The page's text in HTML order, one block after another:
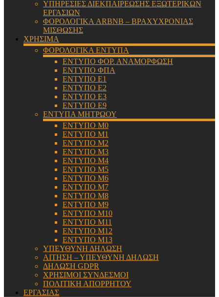
ΥΠΗΡΕΣΙΕΣ ΔΙΕΚΠΑΙΡΕΩΣΗΣ ΕΞΩΤΕΡΙΚΩΝ
ΕΡΓΑΣΙΩΝ
ΦΟΡΟΛΟΓΙΚΑ ARBNB – ΒΡΑΧΥΧΡΟΝΙΑΣ
ΜΙΣΘΩΣΗΣ
ΧΡΗΣΙΜΑ
ΦΟΡΟΛΟΓΙΚΑ ΕΝΤΥΠΑ
ΕΝΤΥΠΟ ΦΟΡ. ΑΝΑΜΟΡΦΩΣΗ
ΕΝΤΥΠΟ ΦΠΑ
ΕΝΤΥΠΟ Ε1
ΕΝΤΥΠΟ Ε2
ΕΝΤΥΠΟ Ε3
ΕΝΤΥΠΟ Ε9
ΕΝΤΥΠΑ ΜΗΤΡΩΟΥ
ΕΝΤΥΠΟ Μ0
ΕΝΤΥΠΟ Μ1
ΕΝΤΥΠΟ Μ2
ΕΝΤΥΠΟ Μ3
ΕΝΤΥΠΟ Μ4
ΕΝΤΥΠΟ Μ5
ΕΝΤΥΠΟ Μ6
ΕΝΤΥΠΟ Μ7
ΕΝΤΥΠΟ Μ8
ΕΝΤΥΠΟ Μ9
ΕΝΤΥΠΟ Μ10
ΕΝΤΥΠΟ Μ11
ΕΝΤΥΠΟ Μ12
ΕΝΤΥΠΟ Μ13
ΥΠΕΥΘΥΝΗ ΔΗΛΩΣΗ
ΑΙΤΗΣΗ – ΥΠΕΥΘΥΝΗ ΔΗΛΩΣΗ
ΔΗΛΩΣΗ GDPR
ΧΡΗΣΙΜΟΙ ΣΥΝΔΕΣΜΟΙ
ΠΟΛΙΤΙΚΗ ΑΠΟΡΡΗΤΟΥ
ΕΡΓΑΣΙΑΣ